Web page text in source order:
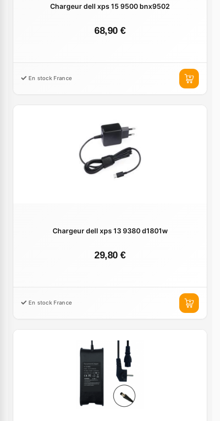
Chargeur dell xps 15 9500 bnx9502
68,90 €
En stock France
Chargeur dell xps 13 9380 d1801w
29,80 €
En stock France